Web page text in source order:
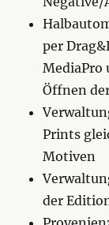
per
MediaPro
Öffnen
Prints
Motiven
der